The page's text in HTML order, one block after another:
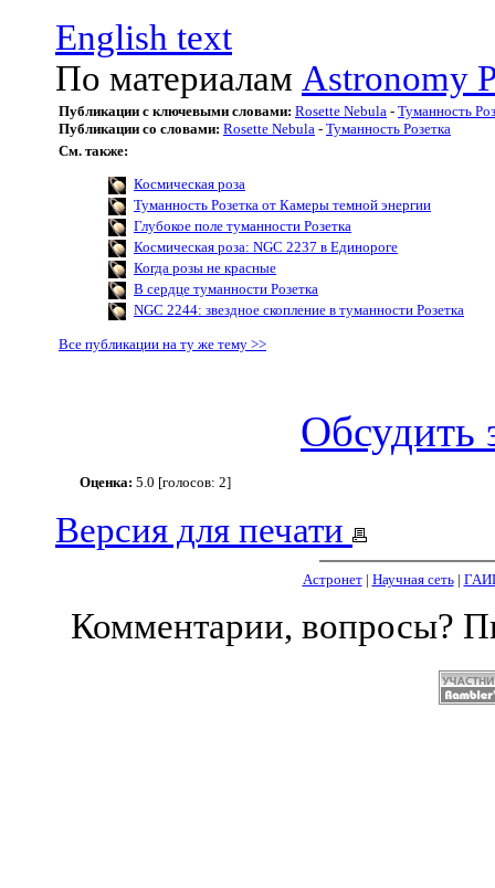
English text
По материалам Astronomy
Публикации с ключевыми словами: Rosette Nebula - Туманность
Публикации со словами: Rosette Nebula - Туманность Розетка
См. также:
Космическая роза
Туманность Розетка от Камеры темной энергии
Глубокое поле туманности Розетка
Космическая роза: NGC 2237 в Единороге
Когда розы не красные
В сердце туманности Розетка
NGC 2244: звездное скопление в туманности Розетка
Все публикации на ту же тему >>
Обсудить
Оценка: 5.0 [голосов: 2]
Версия для печати
Астронет| Научная сеть|
Комментарии, вопросы?